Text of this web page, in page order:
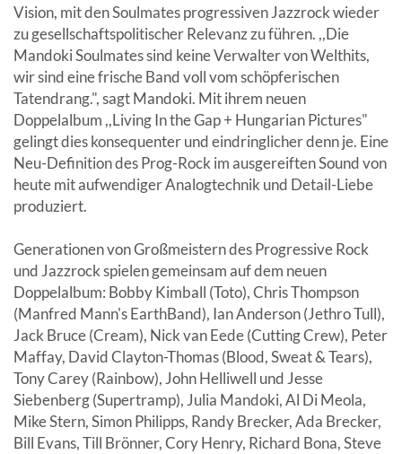
Vision, mit den Soulmates progressiven Jazzrock wieder
zu gesellschaftspolitischer Relevanz zu führen. ,,Die
Mandoki Soulmates sind keine Verwalter von Welthits,
wir sind eine frische Band voll vom schöpferischen
Tatendrang.", sagt Mandoki. Mit ihrem neuen
Doppelalbum ,,Living In the Gap + Hungarian Pictures"
gelingt dies konsequenter und eindringlicher denn je. Eine
Neu-Definition des Prog-Rock im ausgereiften Sound von
heute mit aufwendiger Analogtechnik und Detail-Liebe
produziert.
Generationen von Großmeistern des Progressive Rock
und Jazzrock spielen gemeinsam auf dem neuen
Doppelalbum: Bobby Kimball (Toto), Chris Thompson
(Manfred Mann's EarthBand), Ian Anderson (Jethro Tull),
Jack Bruce (Cream), Nick van Eede (Cutting Crew), Peter
Maffay, David Clayton-Thomas (Blood, Sweat & Tears),
Tony Carey (Rainbow), John Helliwell und Jesse
Siebenberg (Supertramp), Julia Mandoki, Al Di Meola,
Mike Stern, Simon Philipps, Randy Brecker, Ada Brecker,
Bill Evans, Till Brönner, Cory Henry, Richard Bona, Steve